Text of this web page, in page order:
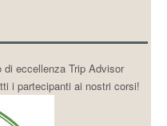
eccellenza Trip Advisor
i partecipanti ai nostri corsi!